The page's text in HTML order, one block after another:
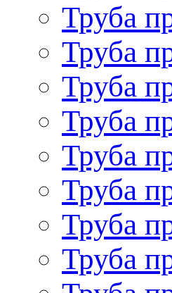
Труба
Труба
Труба
Труба
Труба
Труба
Труба
Труба